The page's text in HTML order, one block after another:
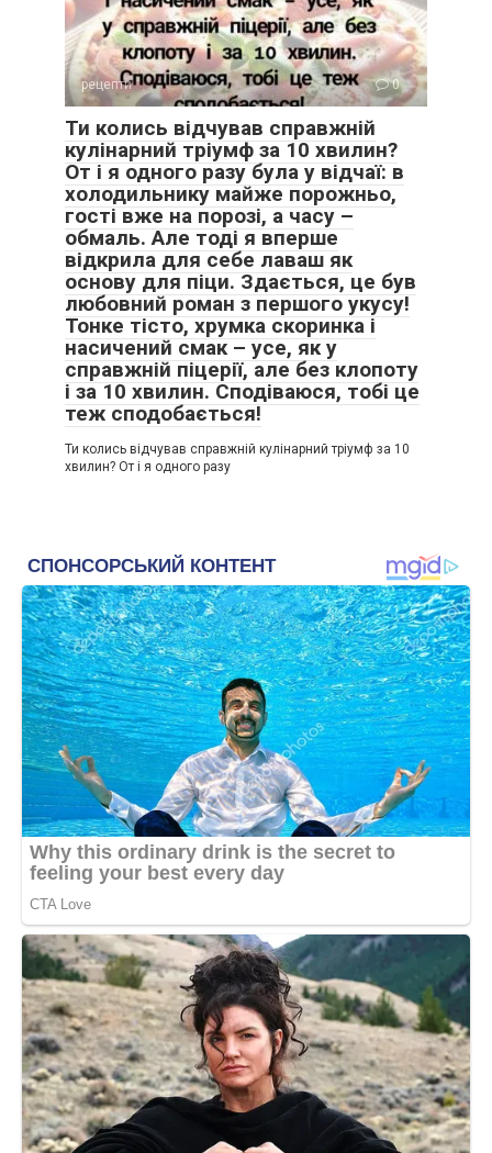
рецепти 0
Ти колись відчував справжній
кулінарний тріумф за 10 хвилин?
От і я одного разу була у відчаї: в
холодильнику майже порожньо,
гості вже на порозі, а часу –
обмаль. Але тоді я вперше
відкрила для себе лаваш як
основу для піци. Здається, це був
любовний роман з першого укусу!
Тонке тісто, хрумка скоринка і
насичений смак – усе, як у
справжній піцерії, але без клопоту
і за 10 хвилин. Сподіваюся, тобі це
теж сподобається!
Ти колись відчував справжній кулінарний тріумф за 10
хвилин? От і я одного разу